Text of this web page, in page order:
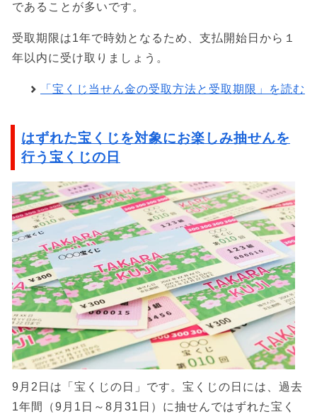
であることが多いです。
受取期限は1年で時効となるため、支払開始日から１
年以内に受け取りましょう。
「宝くじ当せん金の受取方法と受取期限」を読む
はずれた宝くじを対象にお楽しみ抽せんを
行う宝くじの日
9月2日は「宝くじの日」です。宝くじの日には、過去
1年間（9月1日～8月31日）に抽せんではずれた宝く